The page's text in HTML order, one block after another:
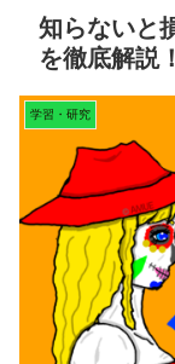
知らないと
を徹底解説
学習・研究